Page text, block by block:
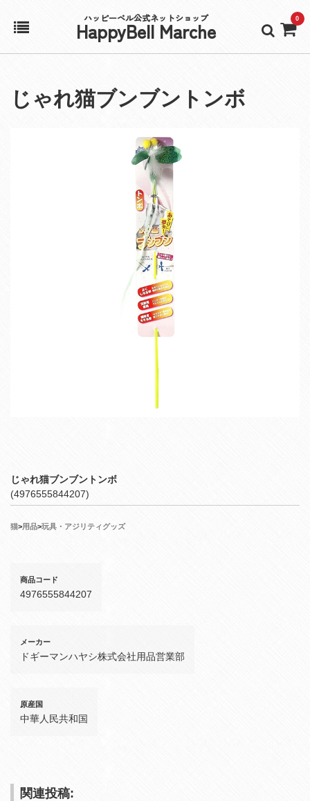
ハッピーベル公式ネットショップ
HappyBell Marche 0
アカウント
じゃれ猫ブンブントンボ
じゃれ猫ブンブントンボ
(4976555844207)
猫>用品>玩具・アジリティグッズ
商品コード
4976555844207
メーカー
ドギーマンハヤシ株式会社用品営業部
原産国
中華人民共和国
関連投稿: